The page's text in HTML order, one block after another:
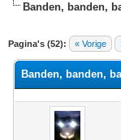
Banden, banden,
Pagina's (52): « Vorige
waardering is 3
Banden, banden,